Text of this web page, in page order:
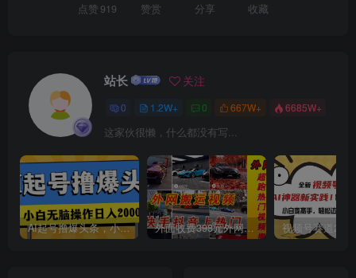
点赞 919 赞赏 分享 收藏
站长 关注
0 1.2W+ 0 667W+ 6685W+
这家伙很懒，什么都没有写...
AI起号撸爆头条，小白也能操作，日入2000+ 外面收费398元外网超跑豪车汽车视频搬运至快手抖音上热门项目